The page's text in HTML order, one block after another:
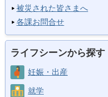
被災された皆さまへ
各課お問合せ
ライフシーンから探す
妊娠・出産
就学